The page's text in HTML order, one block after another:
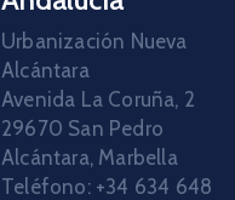
Urbanización Nueva
Alcántara
Avenida La Coruña, 2
29670 San Pedro
Alcántara, Marbella
Teléfono: +34 634 648